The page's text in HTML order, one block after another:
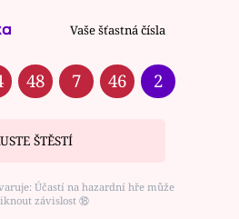
Vaše šťastná čísla
48 7 46 2
ŠTĚSTÍ
Účastí na hazardní hře může
závislost ⑱